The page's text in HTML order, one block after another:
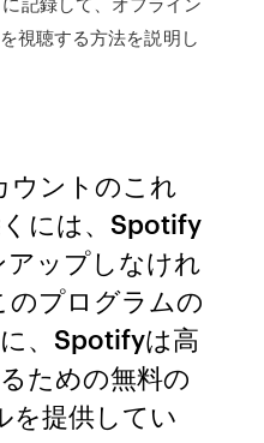
視聴する方法を説明し
ントのこれ
には、Spotify
ップしなけれ
のプログラムの
、Spotifyは高
ための無料の
提供してい